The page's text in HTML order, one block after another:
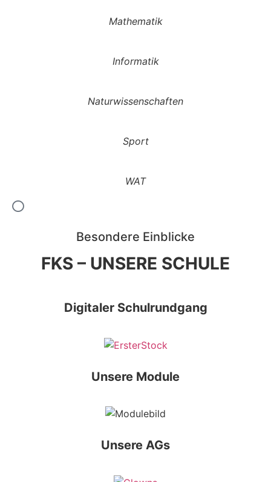
Mathematik
Informatik
Naturwissenschaften
Sport
WAT
Besondere Einblicke
FKS – UNSERE SCHULE
Digitaler Schulrundgang
Unsere Module
Unsere AGs